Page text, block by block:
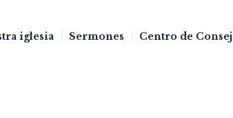
iglesia Sermones Centro de